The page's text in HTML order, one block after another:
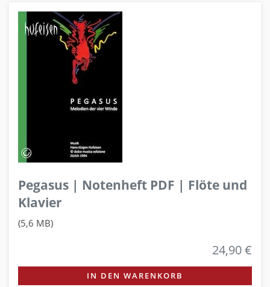
Pegasus | Notenheft PDF | Flöte und
Klavier
(5,6 MB)
24,90 €
IN DEN WARENKORB